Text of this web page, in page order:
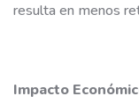
resulta en menos
Impacto